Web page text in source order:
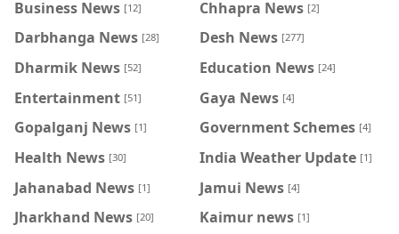
Business News [12] Chhapra News [2]
Darbhanga News [28] Desh News [277]
Dharmik News [52] Education News [24]
Entertainment [51] Gaya News [4]
Gopalganj News [1] Government Schemes [4]
Health News [30] India Weather Update [1]
Jahanabad News [1] Jamui News [4]
Jharkhand News [20] Kaimur news [1]